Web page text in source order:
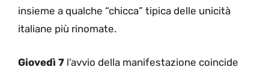
insieme a qualche “chicca” tipica delle unicità
italiane più rinomate.
Giovedì 7 l’avvio della manifestazione coincide